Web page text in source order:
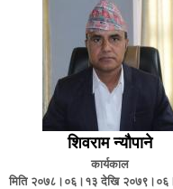
शिवराम न्यौपाने
कार्यकाल
मिति २०७८।०६।१३ देखि